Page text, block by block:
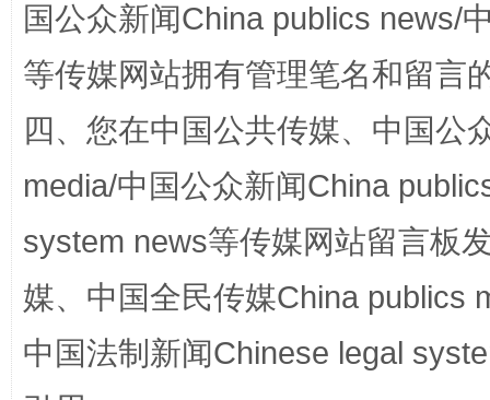
站台名比不上好声名
国公众新闻China publics news/
等传媒网站拥有管理笔名和留言
四、您在中国公共传媒、中国公
media/中国公众新闻China
system news等传媒网站留言板
媒、中国全民传媒China publics
中国法制新闻Chinese legal